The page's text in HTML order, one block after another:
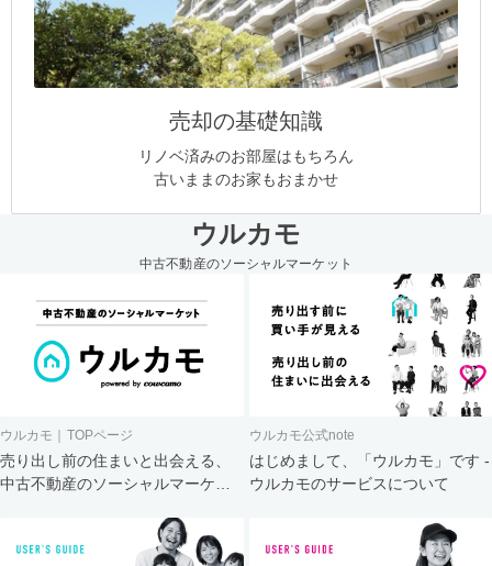
売却の基礎知識
リノベ済みのお部屋はもちろん
古いままのお家もおまかせ
ウルカモ
中古不動産のソーシャルマーケット
ウルカモ｜TOPページ
売り出し前の住まいと出会える、
中古不動産のソーシャルマーケッ
ウルカモ公式note
はじめまして、「ウルカモ」です -
ウルカモのサービスについて